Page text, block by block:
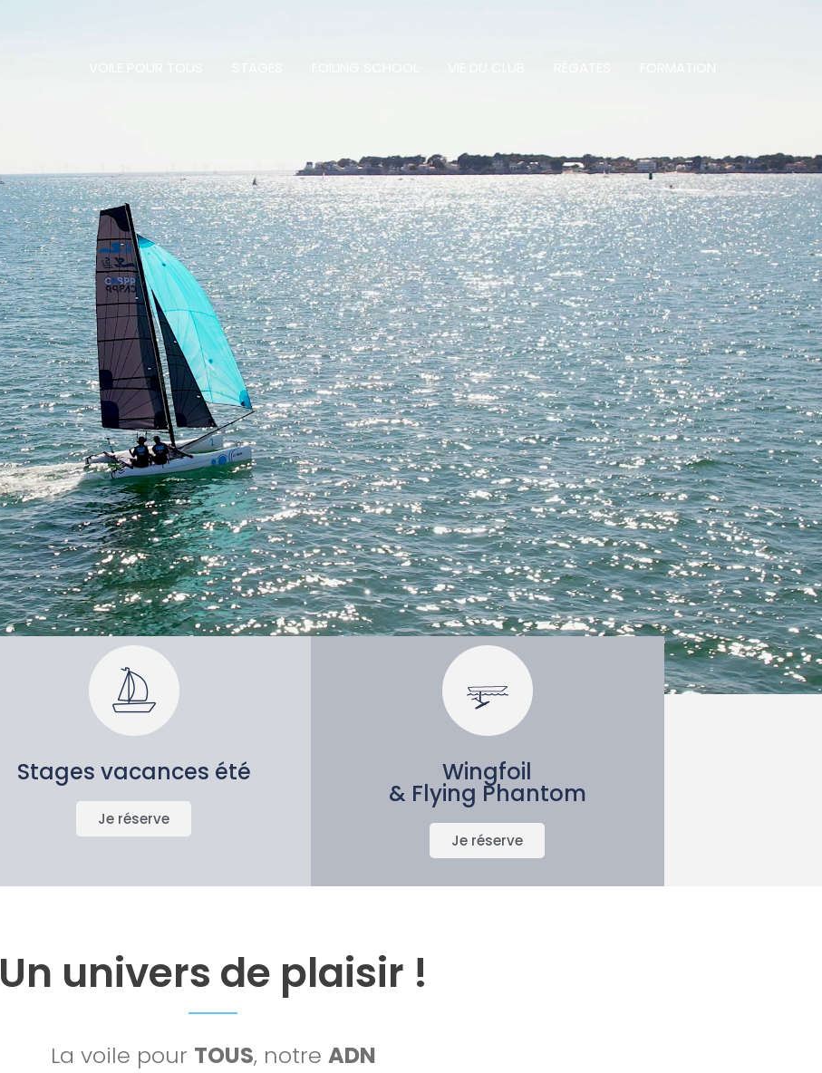
Stages vacances été
Je réserve
Wingfoil
& Flying Phantom
Je réserve
Un univers de plaisir !
La voile pour TOUS, notre ADN